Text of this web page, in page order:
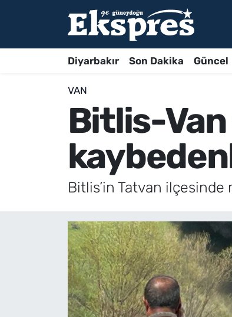
Diyarbakır Son Dakika Güncel
VAN
Bitlis-Van
Bitlis’in Tatvan